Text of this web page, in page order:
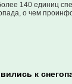
140 единиц
о чем
к